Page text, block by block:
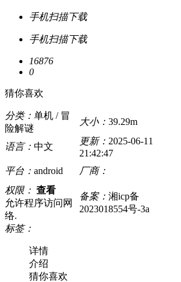
手机扫描下载
手机扫描下载
16876
0
猜你喜欢
分类： 单机 / 冒
险解谜
大小： 39.29m
语言： 中文
更新： 2025-06-11
21:42:47
平台： android 厂商：
权限： 查看
允许程序访问网
络.
备案： 湘icp备
2023018554号-3a
标签：
详情
介绍
猜你喜欢